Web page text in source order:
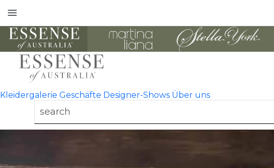
navigation
Kleidergalerie Geschäfte Designer-Shows Über uns